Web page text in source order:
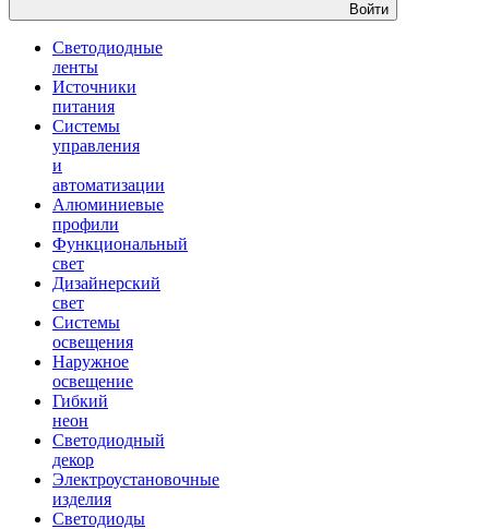
Войти
Светодиодные
ленты
Источники
питания
Системы
управления
и
автоматизации
Алюминиевые
профили
Функциональный
свет
Дизайнерский
свет
Системы
освещения
Наружное
освещение
Гибкий
неон
Светодиодный
декор
Электроустановочные
изделия
Светодиоды